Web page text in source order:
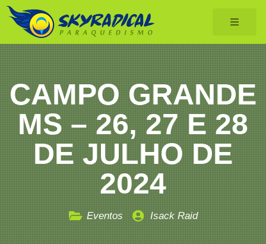
CAMPO GRANDE
MS – 26, 27 E 28
DE JULHO DE
2024
Eventos Isack Raid